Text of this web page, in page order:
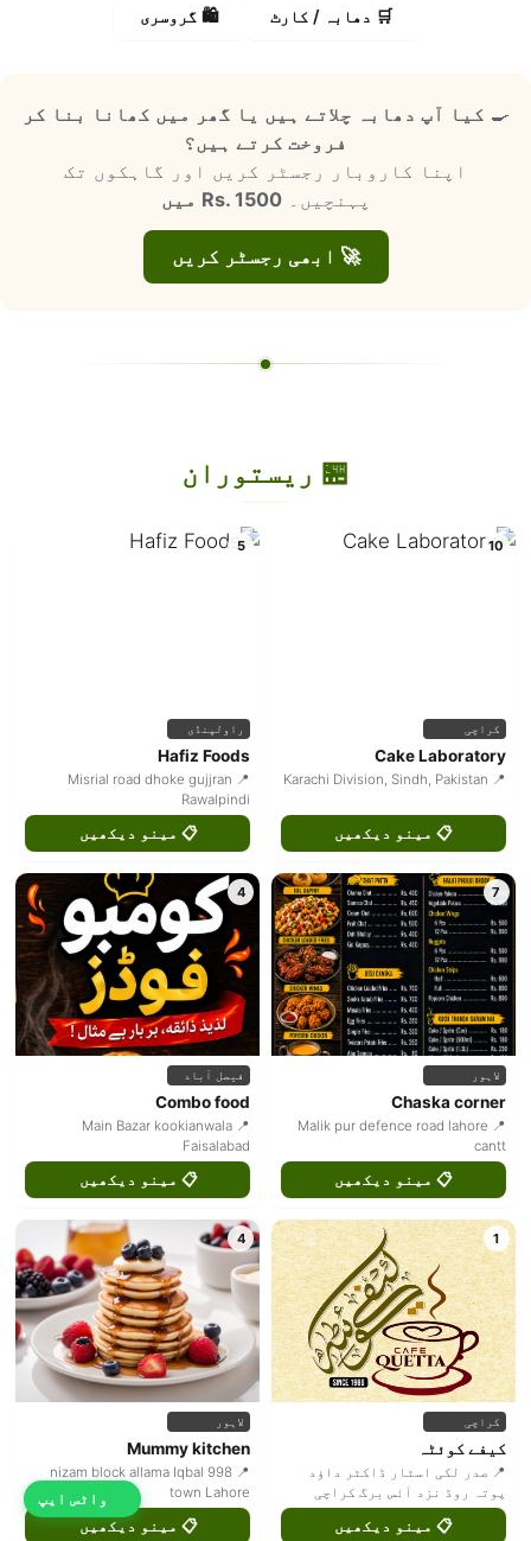
🛒 دھابہ / کارٹ 🛍️ گروسری
🍳 کیا آپ دھابہ چلاتے ہیں یا گھر میں کھانا بنا کر
فروخت کرتے ہیں؟
اپنا کاروبار رجسٹر کریں اور گاہکوں تک
پہنچیں۔Rs. 1500 میں
🚀 ابھی رجسٹر کریں
🏪 ریستوران
10
کراچی
Cake Laboratory
📍 Karachi Division, Sindh, Pakistan
📋 مینو دیکھیں
5
راولپنڈی
Hafiz Foods
📍 Misrial road dhoke gujjran
Rawalpindi
📋 مینو دیکھیں
7
لاہور
Chaska corner
📍 Malik pur defence road lahore
cantt
📋 مینو دیکھیں
4
فیصل آباد
Combo food
📍 Main Bazar kookianwala
Faisalabad
📋 مینو دیکھیں
1
کراچی
کیفے کوئٹہ
📍 صدر لکی اسٹار ڈاکٹر داؤد
پوتہ روڈ نزد آئس برگ کراچی
📋 مینو دیکھیں
4
لاہور
Mummy kitchen
📍 998 nizam block allama Iqbal
town Lahore
📋 مینو دیکھیں
واٹس ایپ